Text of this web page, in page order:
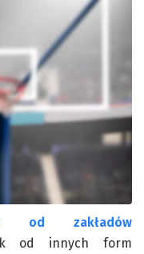
od zakładów
od innych form